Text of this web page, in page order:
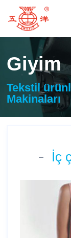
Giyim
Tekstil
Makinaları
İç